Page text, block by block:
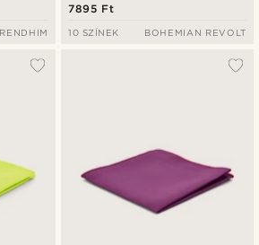
7895 Ft
10 SZÍNEK BOHEMIAN REVOLT